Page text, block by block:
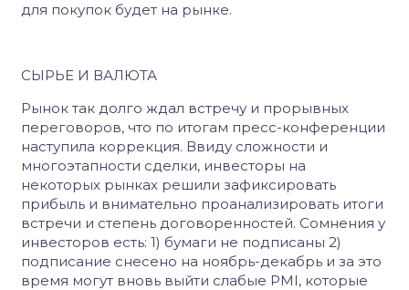
для покупок будет на рынке.
СЫРЬЕ И ВАЛЮТА
Рынок так долго ждал встречу и прорывных
переговоров, что по итогам пресс-конференции
наступила коррекция. Ввиду сложности и
многоэтапности сделки, инвесторы на
некоторых рынках решили зафиксировать
прибыль и внимательно проанализировать итоги
встречи и степень договоренностей. Сомнения у
инвесторов есть: 1) бумаги не подписаны 2)
подписание снесено на ноябрь-декабрь и за это
время могут вновь выйти слабые PMI, которые